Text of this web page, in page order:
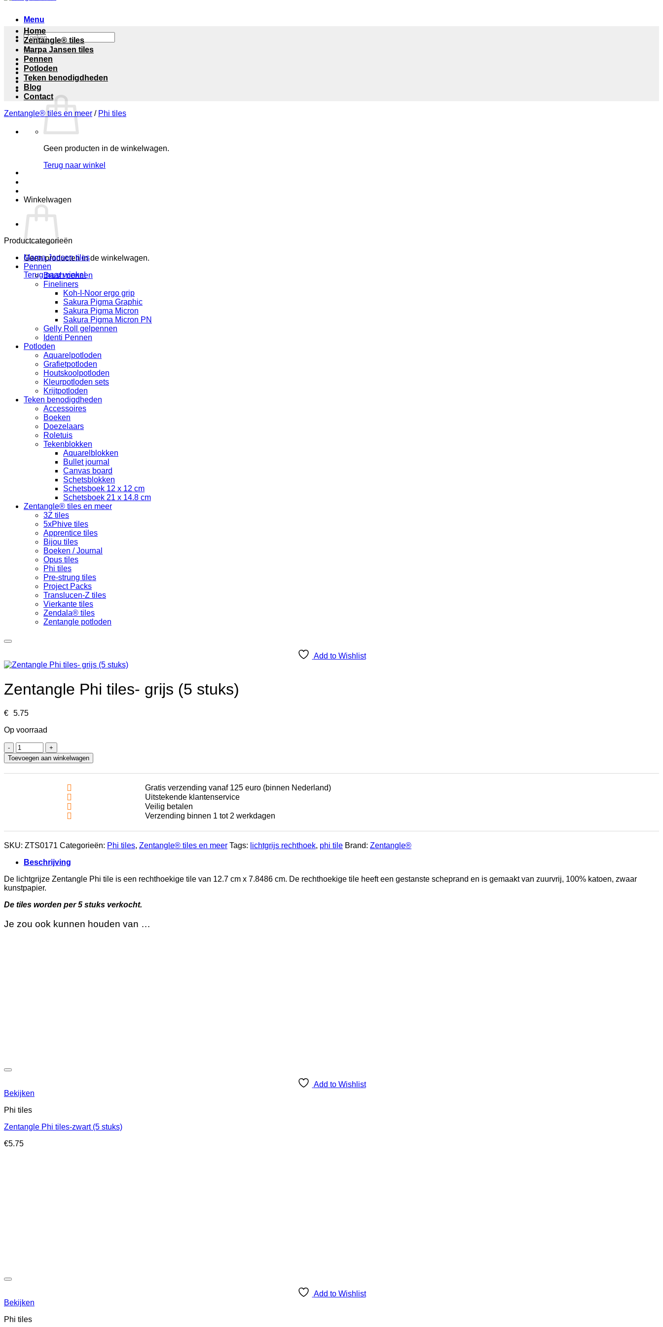
Menu
Zoeken
naar:
Geen producten in de winkelwagen.
Terug naar winkel
Winkelwagen
Geen producten in de winkelwagen.
Terug naar winkel
Home
Zentangle® tiles
Marpa Jansen tiles
Pennen
Potloden
Teken benodigdheden
Blog
Contact
Zentangle® tiles en meer / Phi tiles
Productcategorieën
Marpa Jansen tiles
Pennen
Brush pennen
Fineliners
Koh-I-Noor ergo grip
Sakura Pigma Graphic
Sakura Pigma Micron
Sakura Pigma Micron PN
Gelly Roll gelpennen
Identi Pennen
Potloden
Aquarelpotloden
Grafietpotloden
Houtskoolpotloden
Kleurpotloden sets
Krijtpotloden
Teken benodigdheden
Accessoires
Boeken
Doezelaars
Roletuis
Tekenblokken
Aquarelblokken
Bullet journal
Canvas board
Schetsblokken
Schetsboek 12 x 12 cm
Schetsboek 21 x 14.8 cm
Zentangle® tiles en meer
3Z tiles
5xPhive tiles
Apprentice tiles
Bijou tiles
Boeken / Journal
Opus tiles
Phi tiles
Pre-strung tiles
Project Packs
Translucen-Z tiles
Vierkante tiles
Zendala® tiles
Zentangle potloden
Add to Wishlist
Zentangle Phi tiles- grijs (5 stuks)
€ 5.75
Op voorraad
Zentangle
Phi
tiles-
grijs
Toevoegen aan winkelwagen
Gratis verzending vanaf 125 euro (binnen Nederland)
Uitstekende klantenservice
Veilig betalen
Verzending binnen 1 tot 2 werkdagen
SKU: ZTS0171 Categorieën: Phi tiles, Zentangle® tiles en meer Tags: lichtgrijs rechthoek, phi tile Brand: Zentangle®
Beschrijving
De lichtgrijze Zentangle Phi tile is een rechthoekige tile van 12.7 cm x 7.8486 cm. De rechthoekige tile heeft een gestanste scheprand en is gemaakt van zuurvrij, 100% katoen, zwaar
kunstpapier.
De tiles worden per 5 stuks verkocht.
Je zou ook kunnen houden van …
Add to Wishlist
Bekijken
Phi tiles
Zentangle Phi tiles-zwart (5 stuks)
€5.75
Add to Wishlist
Bekijken
Phi tiles